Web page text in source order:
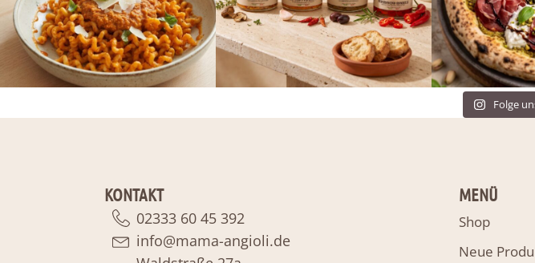
Folge
KONTAKT
02333 60 45 392
info@mama-angioli.de
MENÜ
Shop
Neue